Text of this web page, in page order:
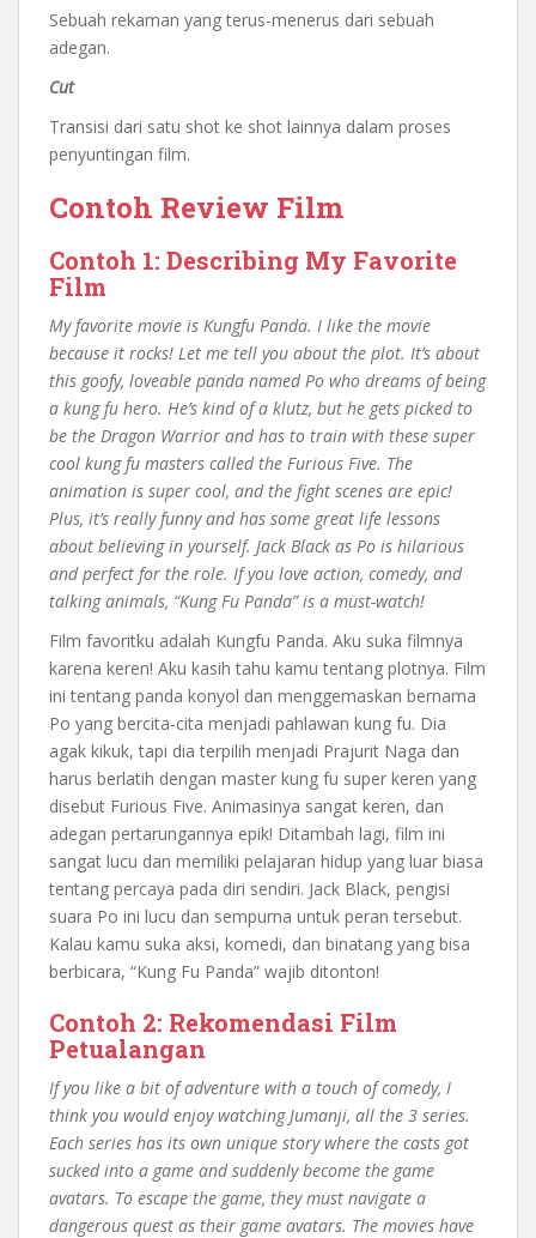
Sebuah rekaman yang terus-menerus dari sebuah
adegan.
Cut
Transisi dari satu shot ke shot lainnya dalam proses
penyuntingan film.
Contoh Review Film
Contoh 1: Describing My Favorite
Film
My favorite movie is Kungfu Panda. I like the movie
because it rocks! Let me tell you about the plot. It’s about
this goofy, loveable panda named Po who dreams of being
a kung fu hero. He’s kind of a klutz, but he gets picked to
be the Dragon Warrior and has to train with these super
cool kung fu masters called the Furious Five. The
animation is super cool, and the fight scenes are epic!
Plus, it’s really funny and has some great life lessons
about believing in yourself. Jack Black as Po is hilarious
and perfect for the role. If you love action, comedy, and
talking animals, “Kung Fu Panda” is a must-watch!
Film favoritku adalah Kungfu Panda. Aku suka filmnya
karena keren! Aku kasih tahu kamu tentang plotnya. Film
ini tentang panda konyol dan menggemaskan bernama
Po yang bercita-cita menjadi pahlawan kung fu. Dia
agak kikuk, tapi dia terpilih menjadi Prajurit Naga dan
harus berlatih dengan master kung fu super keren yang
disebut Furious Five. Animasinya sangat keren, dan
adegan pertarungannya epik! Ditambah lagi, film ini
sangat lucu dan memiliki pelajaran hidup yang luar biasa
tentang percaya pada diri sendiri. Jack Black, pengisi
suara Po ini lucu dan sempurna untuk peran tersebut.
Kalau kamu suka aksi, komedi, dan binatang yang bisa
berbicara, “Kung Fu Panda” wajib ditonton!
Contoh 2: Rekomendasi Film
Petualangan
If you like a bit of adventure with a touch of comedy, I
think you would enjoy watching Jumanji, all the 3 series.
Each series has its own unique story where the casts got
sucked into a game and suddenly become the game
avatars. To escape the game, they must navigate a
dangerous quest as their game avatars. The movies have